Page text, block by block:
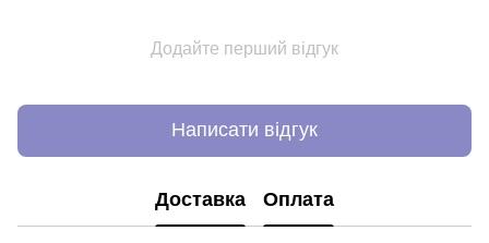
Додайте перший відгук
Написати відгук
Доставка Оплата